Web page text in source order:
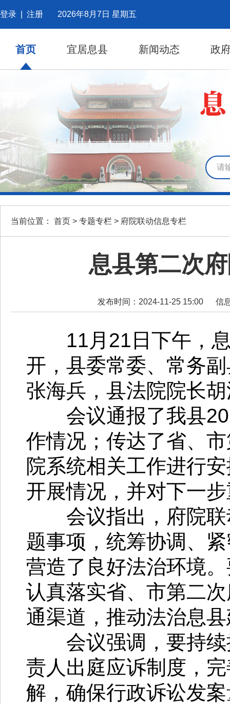
登录 注册 2026年8月7日 星期五
首页 宜居息县 新闻动态 政
当前位置： 首页 > 专题专栏 > 府院联动信息专栏
息县第二次
发布时间：2024-11-25 15:00 信
11月21日下午，息
开，县委常委、常务
张海兵，县法院院长
会议通报了我县
作情况；传达了省、
院系统相关工作进行
开展情况，并对下一
会议指出，府院联
题事项，统筹协调、
营造了良好法治环境
认真落实省、市第二
通渠道，推动法治息
会议强调，要持续
责人出庭应诉制度，
解，确保行政诉讼发